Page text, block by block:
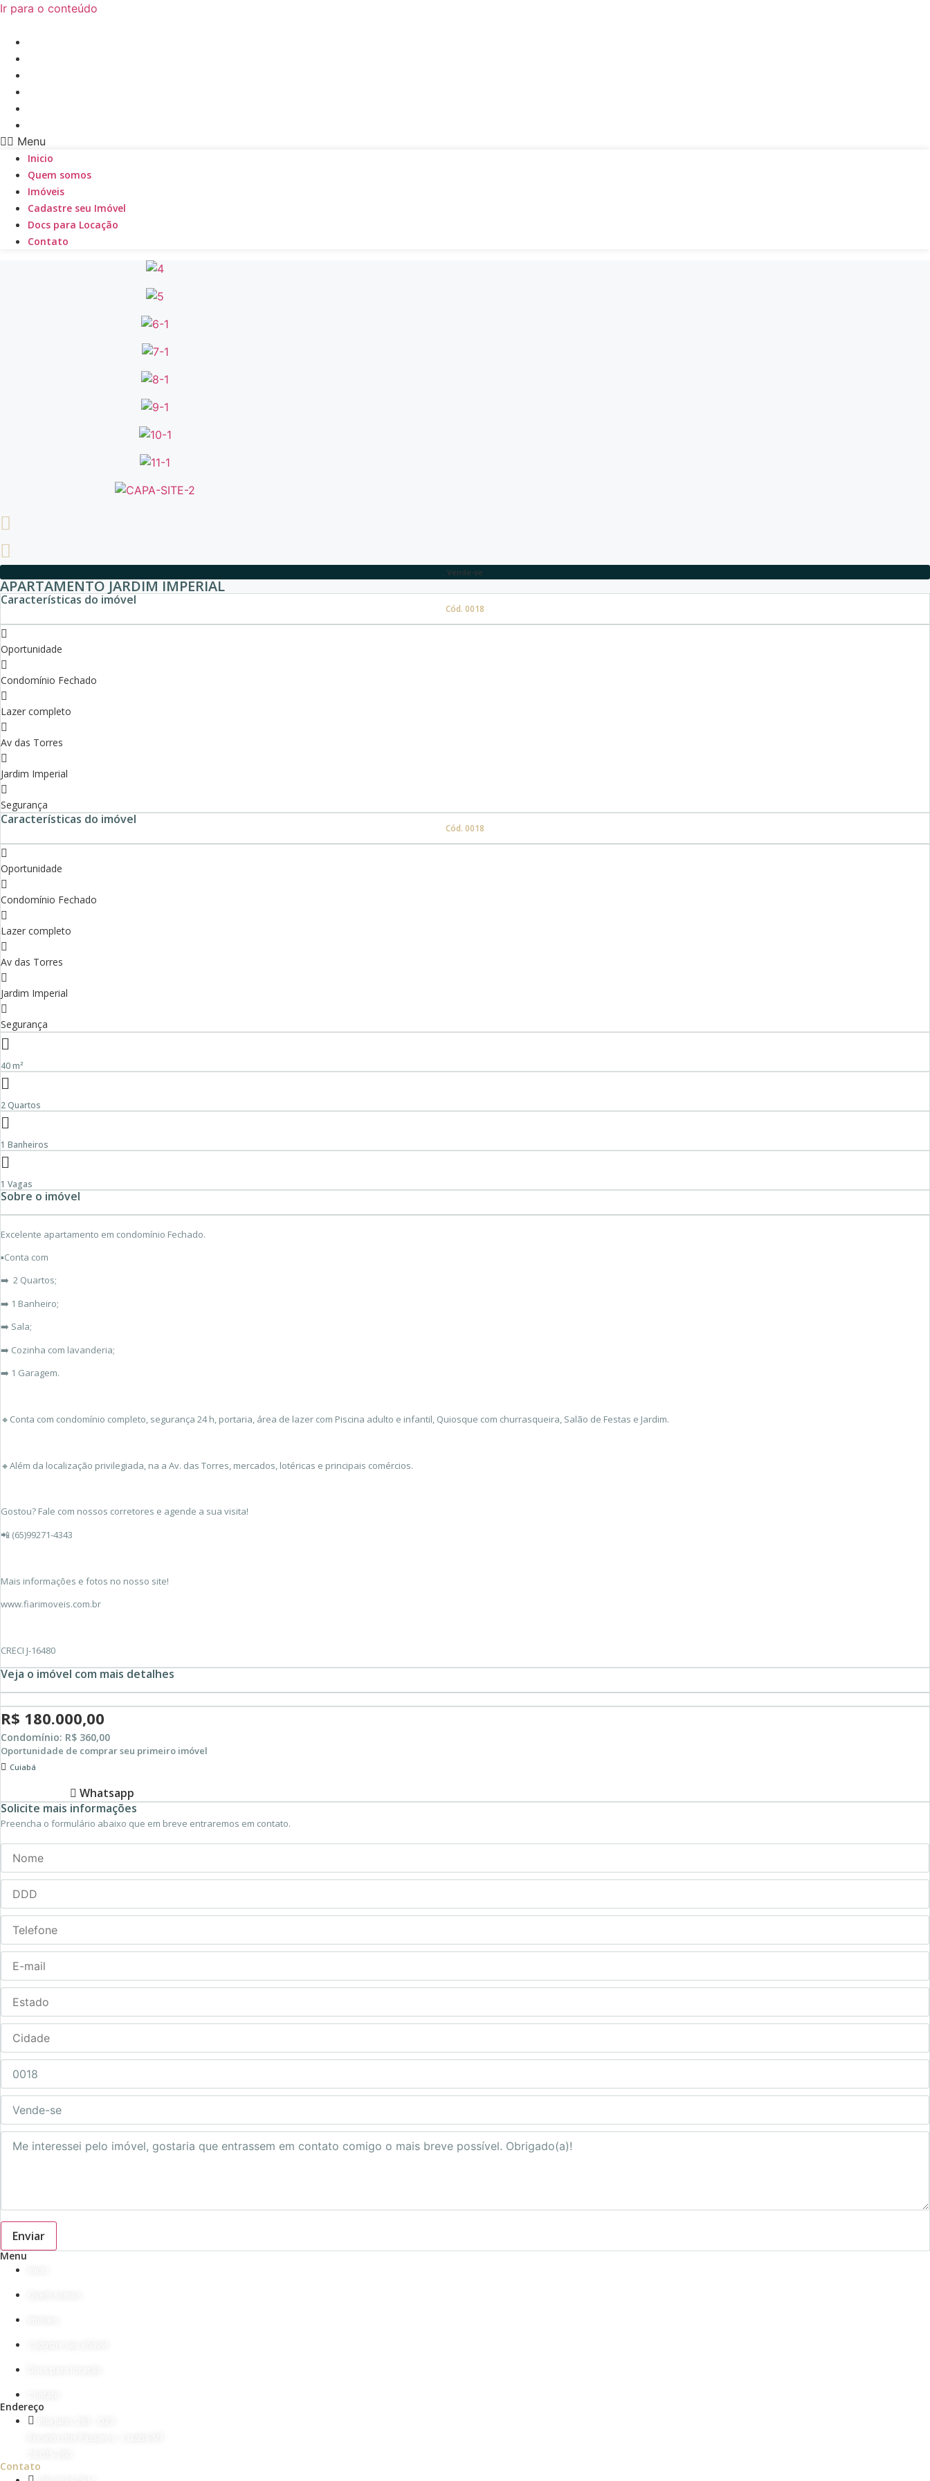
Ir para o conteúdo
Menu
Inicio
Quem somos
Imóveis
Cadastre seu Imóvel
Docs para Locação
Contato
Vende-se
APARTAMENTO JARDIM IMPERIAL
Características do imóvel
Cód. 0018
Oportunidade
Condomínio Fechado
Lazer completo
Av das Torres
Jardim Imperial
Segurança
Características do imóvel
Cód. 0018
Oportunidade
Condomínio Fechado
Lazer completo
Av das Torres
Jardim Imperial
Segurança
40 m²
2 Quartos
1 Banheiros
1 Vagas
Sobre o imóvel
Excelente apartamento em condomínio Fechado.
▪️Conta com
➡️ 2 Quartos;
➡️ 1 Banheiro;
➡️ Sala;
➡️ Cozinha com lavanderia;
➡️ 1 Garagem.
🔸Conta com condomínio completo, segurança 24 h, portaria, área de lazer com Piscina adulto e infantil, Quiosque com churrasqueira, Salão de Festas e Jardim.
🔸Além da localização privilegiada, na a Av. das Torres, mercados, lotéricas e principais comércios.
Gostou? Fale com nossos corretores e agende a sua visita!
📲 (65)99271-4343
Mais informações e fotos no nosso site!
www.fiarimoveis.com.br
CRECI J-16480
Veja o imóvel com mais detalhes
R$ 180.000,00
Condomínio: R$ 360,00
Oportunidade de comprar seu primeiro imóvel
Cuiabá
Whatsapp
Solicite mais informações
Preencha o formulário abaixo que em breve entraremos em contato.
Enviar
Menu
Endereço
Contato